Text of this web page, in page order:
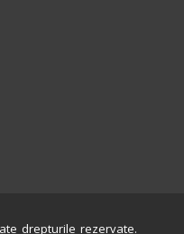
drepturile rezervate.